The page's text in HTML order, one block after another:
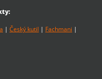
| Český kutil | Fachmani |